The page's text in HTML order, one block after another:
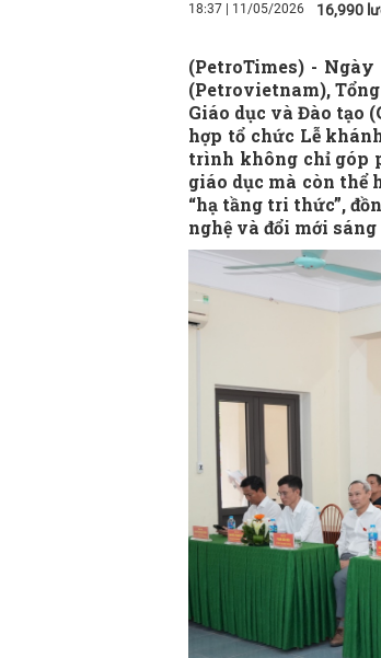
18:37 | 11/05/2026 16,990
(PetroTimes) - Ngày
(Petrovietnam),
Giáo dục và Đào tạo
hợp tổ chức Lễ
trình không chỉ góp
giáo dục mà còn thể
“hạ tầng tri thức”,
nghệ và đổi mới sáng